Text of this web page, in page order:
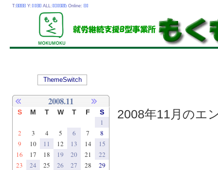
2008年11月のエ
2008.11
S M T W T F S
1
2
3 4 5 6 7
8
9
10 11 12 13 14
15
16
17 18 19 20 21
22
23
24 25 26 27 28
29
T: Y: ALL: Online:
ThemeSwitch